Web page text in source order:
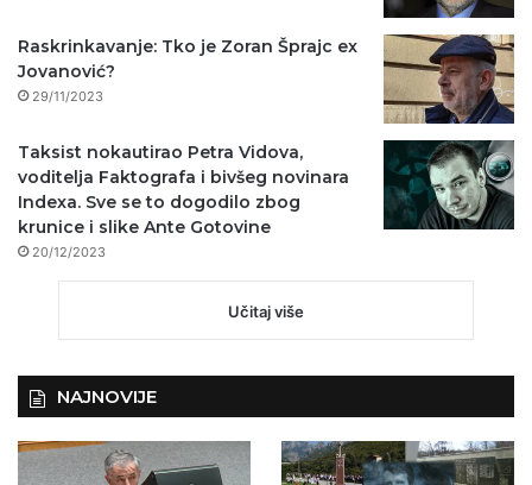
Raskrinkavanje: Tko je Zoran Šprajc ex
Jovanović?
29/11/2023
Taksist nokautirao Petra Vidova,
voditelja Faktografa i bivšeg novinara
Indexa. Sve se to dogodilo zbog
krunice i slike Ante Gotovine
20/12/2023
Učitaj više
NAJNOVIJE